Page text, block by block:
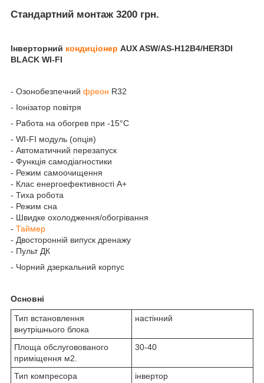
Стандартний монтаж 3200 грн.
Інверторний кондиціонер AUX ASW/AS-H12B4/HER3DI
BLACK WI-FI
- Озонобезпечний фреон R32
- Іонізатор повітря
- Работа на обогрев при -15°С
- WI-FI модуль (опція)
- Автоматичний перезапуск
- Функція самодіагностики
- Режим самоочищення
- Клас енергоефективності А+
- Тиха робота
- Режим сна
- Швидке охолодження/обогрівання
- Таймер
- Двосторонній випуск дренажу
- Пульт ДК
- Чорний дзеркальний корпус
Основні
Тип встановлення
внутрішнього блока
настінний
Площа обслуговованого
приміщення м2.
30-40
Тип компресора
інвертор